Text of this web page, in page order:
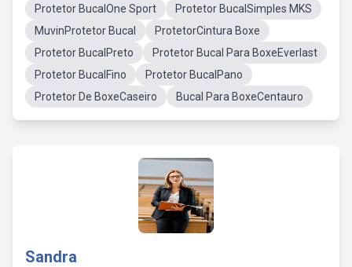
Protetor BucalOne Sport
Protetor BucalSimples MKS
MuvinProtetor Bucal
ProtetorCintura Boxe
Protetor BucalPreto
Protetor Bucal Para BoxeEverlast
Protetor BucalFino
Protetor BucalPano
Protetor De BoxeCaseiro
Bucal Para BoxeCentauro
Sandra